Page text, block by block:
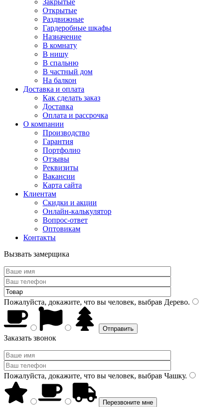
Закрытые
Открытые
Раздвижные
Гардеробные шкафы
Назначение
В комнату
В нишу
В спальню
В частный дом
На балкон
Доставка и оплата
Как сделать заказ
Доставка
Оплата и рассрочка
О компании
Производство
Гарантия
Портфолио
Отзывы
Реквизиты
Вакансии
Карта сайта
Клиентам
Скидки и акции
Онлайн-калькулятор
Вопрос-ответ
Оптовикам
Контакты
Вызвать замерщика
Пожалуйста, докажите, что вы человек, выбрав Дерево.
Заказать звонок
Пожалуйста, докажите, что вы человек, выбрав Чашку.